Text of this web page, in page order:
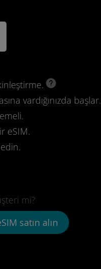
vardığınızda başlar.
eSIM.
mi?
satın alın